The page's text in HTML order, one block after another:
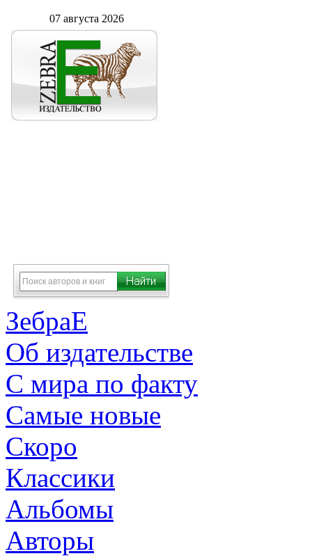
07 августа 2026
ЗебраЕ
Об издательстве
С мира по факту
Самые новые
Скоро
Классики
Альбомы
Авторы